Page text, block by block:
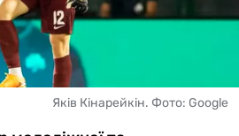
Яків Кінарейкін. Фото: Google